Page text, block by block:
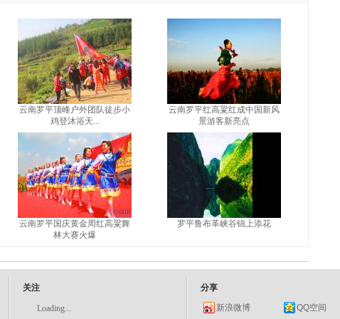
云南罗平顶峰户外团队徒步小
鸡登沐浴天...
云南罗平国庆黄金周红高粱舞
林大赛火爆
云南罗平红高粱红成中国新风
景游客新亮点
罗平鲁布革峡谷锦上添花
关注
Loading...
分享
新浪微博
QQ空间